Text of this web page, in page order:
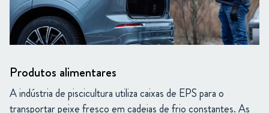
Produtos alimentares
A indústria de piscicultura utiliza caixas de EPS para o
transportar peixe fresco em cadeias de frio constantes. As